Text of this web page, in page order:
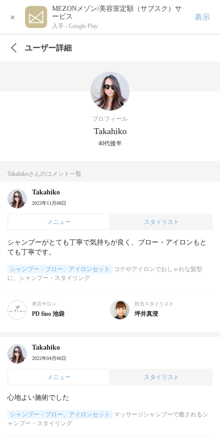
×
MEZONメゾン/美容室定額（サブスク）サ
ービス
入手 - Google Play
表示
ユーザー詳細
プロフィール
Takahiko
40代後半
Takahikoさんのコメント一覧
Takahiko
2022年11月08日
メニュー スタイリスト
シャンプーがとても丁寧で気持ちが良く、ブロー・アイロンもと
ても丁寧です。
シャンプー・ブロー、アイロンセット
コテやアイロンでおしゃれな髪型
に、シャンプー・スタイリング
来店サロン
PD fino 池袋
担当スタイリスト
坪井真澄
Takahiko
2022年04月06日
メニュー スタイリスト
心地よい施術でした
シャンプー・ブロー、アイロンセット
マッサージシャンプーで癒されるシ
ャンプー・スタイリング